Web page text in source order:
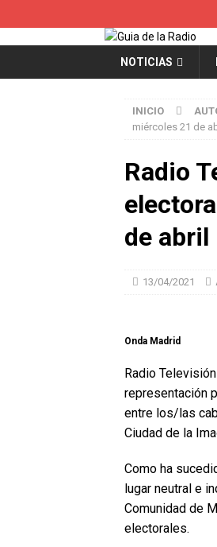
NOTICIAS
INICIO
miércoles 21 de
Radio
de abril
13/04/2021
Onda Madrid
Radio
representación
entre los/las
Ciudad de la
Como ha
lugar neutral e
Comunidad de
electorales.